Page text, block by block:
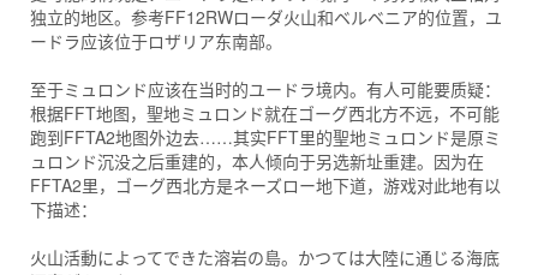
独立的地区。参考FF12RWローダ火山和ベルベニア的位置，ユ
ードラ应该位于ロザリア东南部。
至于ミュロンド应该在当时的ユードラ境内。有人可能要质疑：
根据FFT地图，聖地ミュロンド就在ゴーグ西北方不远，不可能
跑到FFTA2地图外边去……其实FFT里的聖地ミュロンド是原ミ
ュロンド沉没之后重建的，本人倾向于另选新址重建。因为在
FFTA2里，ゴーグ西北方是ネーズロー地下道，游戏对此地有以
下描述：
火山活動によってできた溶岩の島。かつては大陸に通じる海底